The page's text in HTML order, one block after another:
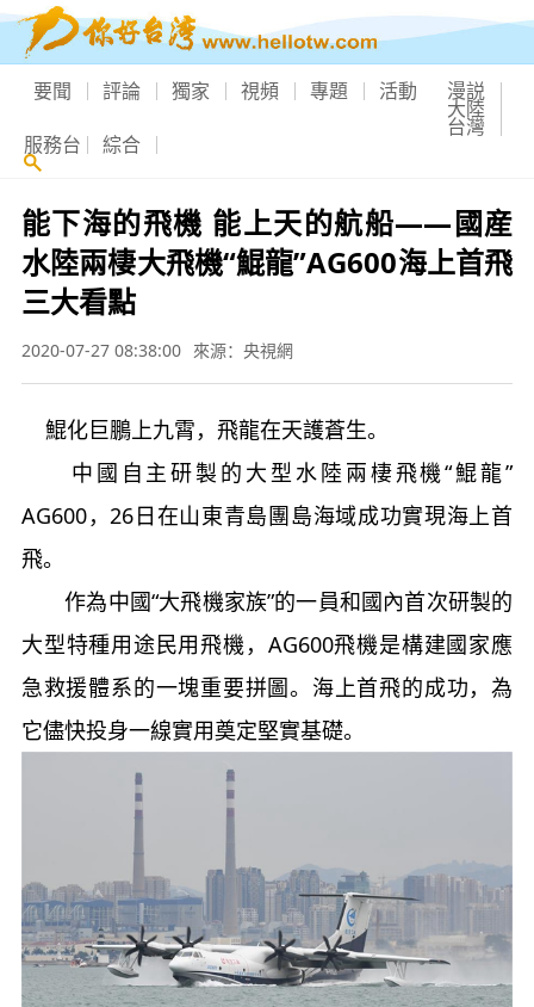
要聞 評論 獨家 視頻 專題 活動 漫説
大陸
台灣
服務台 綜合
能下海的飛機 能上天的航船——國産
水陸兩棲大飛機“鯤龍”AG600海上首飛
三大看點
2020-07-27 08:38:00 來源：央視網
鯤化巨鵬上九霄，飛龍在天護蒼生。
中國自主研製的大型水陸兩棲飛機“鯤龍”
AG600，26日在山東青島團島海域成功實現海上首
飛。
作為中國“大飛機家族”的一員和國內首次研製的
大型特種用途民用飛機，AG600飛機是構建國家應
急救援體系的一塊重要拼圖。海上首飛的成功，為
它儘快投身一線實用奠定堅實基礎。